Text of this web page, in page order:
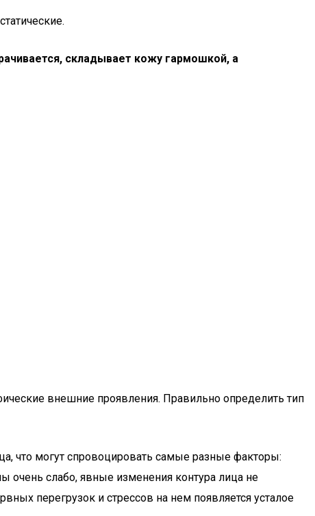
складывает кожу гармошкой, а
внешние проявления. Правильно определить тип
что могут спровоцировать самые разные факторы:
очень слабо, явные изменения контура лица не
перегрузок и стрессов на нем появляется усталое